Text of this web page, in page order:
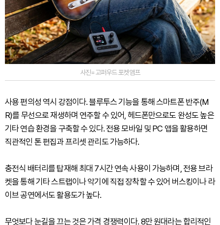
사진=고퍼우드 포켓앰프
사용 편의성 역시 강점이다. 블루투스 기능을 통해 스마트폰 반주(M
R)를 무선으로 재생하며 연주할 수 있어, 헤드폰만으로도 완성도 높은
기타 연습 환경을 구축할 수 있다. 전용 모바일 및 PC 앱을 활용하면
직관적인 톤 편집과 프리셋 관리도 가능하다.
충전식 배터리를 탑재해 최대 7시간 연속 사용이 가능하며, 전용 브라
켓을 통해 기타 스트랩이나 악기에 직접 장착할 수 있어 버스킹이나 라
이브 공연에서도 활용도가 높다.
무엇보다 눈길을 끄는 것은 가격 경쟁력이다. 8만 원대라는 합리적인